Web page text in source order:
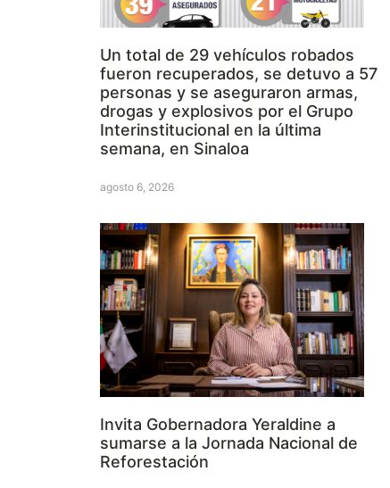
Un total de 29 vehículos robados
fueron recuperados, se detuvo a 57
personas y se aseguraron armas,
drogas y explosivos por el Grupo
Interinstitucional en la última
semana, en Sinaloa
agosto 6, 2026
Invita Gobernadora Yeraldine a
sumarse a la Jornada Nacional de
Reforestación